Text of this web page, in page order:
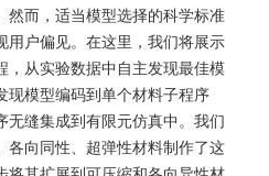
然而，适当模型选择的科学标准
用户偏见。在这里，我们将展示
，从实验数据中自主发现最佳模
现模型编码到单个材料子程序
缝集成到有限元仿真中。我们
各向同性、超弹性材料制作了这